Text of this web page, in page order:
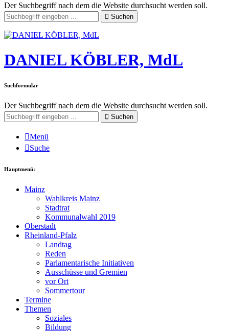
Der Suchbegriff nach dem die Website durchsucht werden soll.
Suchen
DANIEL KÖBLER, MdL
Suchformular
Der Suchbegriff nach dem die Website durchsucht werden soll.
Suchen
Menü
Suche
Hauptmenü:
Mainz
Wahlkreis Mainz
Stadtrat
Kommunalwahl 2019
Oberstadt
Rheinland-Pfalz
Landtag
Reden
Parlamentarische Initiativen
Ausschüsse und Gremien
vor Ort
Sommertour
Termine
Themen
Soziales
Bildung